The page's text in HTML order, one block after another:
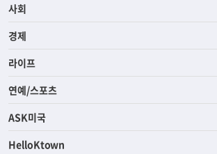
사회
경제
라이프
연예/스포츠
ASK미국
HelloKtown